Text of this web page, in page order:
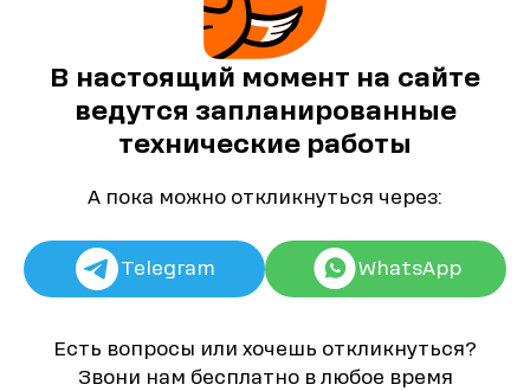
В настоящий момент на сайте
ведутся запланированные
технические работы
А пока можно откликнуться через:
Telegram WhatsApp
Есть вопросы или хочешь откликнуться?
Звони нам бесплатно в любое время